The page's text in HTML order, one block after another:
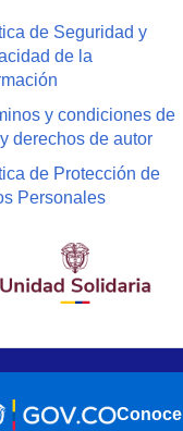
de Seguridad y
de la
y condiciones de
derechos de autor
de Protección de
Personales
Conoce